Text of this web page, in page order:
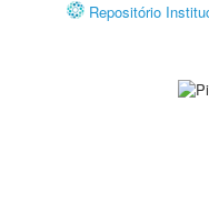
Repositório